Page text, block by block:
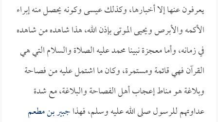
يعرفون عنها إلا أخبارها، وكذلك عيسى وكونه يحصل منه إبراء
الأكمه والأبرص ويحيى الموتى بإذن الله، هذا شاهده من شاهده
في زمانه، وأما معجزة نبينا محمد عليه الصلاة والسلام التي هي
القرآن فهي قائمة ومستمرة، وكان ما اشتمل عليه من فصاحة
وبلاغة هو مناط إعجاب أهل الفصاحة والبلاغة، مع شدة
عداوتهم للرسول صلى الله عليه وسلم، فهذاجبير بن مطعم